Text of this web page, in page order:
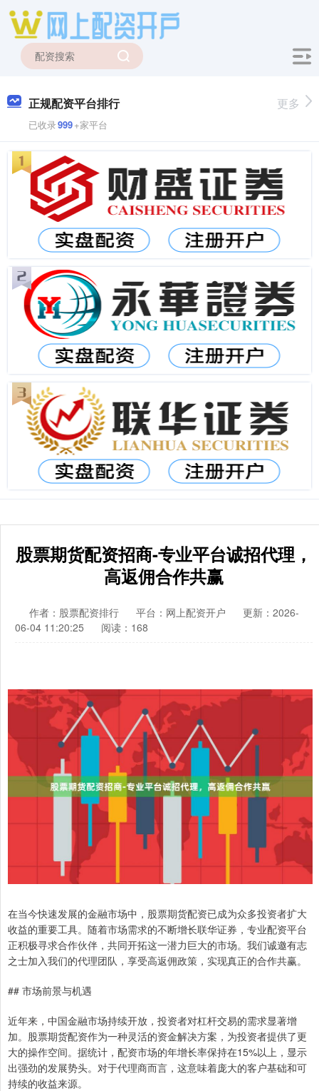
正规配资平台排行
已收录999+家平台
更多
股票期货配资招商-专业平台诚招代理，
高返佣合作共赢
作者：股票配资排行 平台：网上配资开户
更新：2026-
06-04 11:20:25
阅读：168
在当今快速发展的金融市场中，股票期货配资已成为众多投资者扩大
收益的重要工具。随着市场需求的不断增长联华证券，专业配资平台
正积极寻求合作伙伴，共同开拓这一潜力巨大的市场。我们诚邀有志
之士加入我们的代理团队，享受高返佣政策，实现真正的合作共赢。
## 市场前景与机遇
近年来，中国金融市场持续开放，投资者对杠杆交易的需求显著增
加。股票期货配资作为一种灵活的资金解决方案，为投资者提供了更
大的操作空间。据统计，配资市场的年增长率保持在15%以上，显示
出强劲的发展势头。对于代理商而言，这意味着庞大的客户基础和可
持续的收益来源。